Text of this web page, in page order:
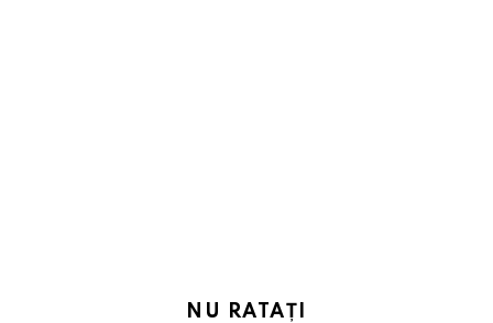
NU RATAȚI